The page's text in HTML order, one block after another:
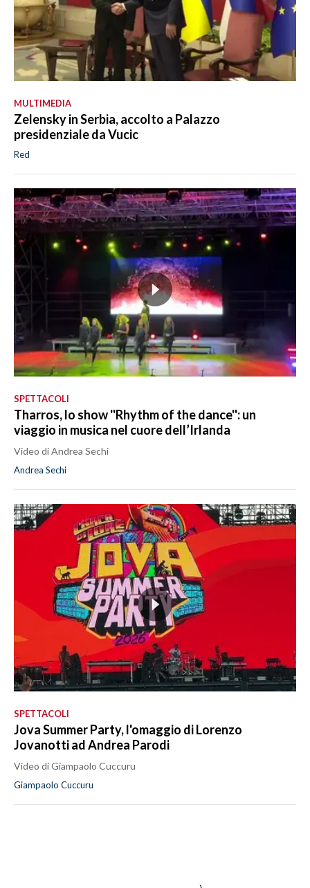
MULTIMEDIA
Zelensky in Serbia, accolto a Palazzo
presidenziale da Vucic
Red
SPETTACOLI
Tharros, lo show ''Rhythm of the dance'': un
viaggio in musica nel cuore dell’Irlanda
Video di Andrea Sechi
Andrea Sechi
SPETTACOLI
Jova Summer Party, l'omaggio di Lorenzo
Jovanotti ad Andrea Parodi
Video di Giampaolo Cuccuru
Giampaolo Cuccuru